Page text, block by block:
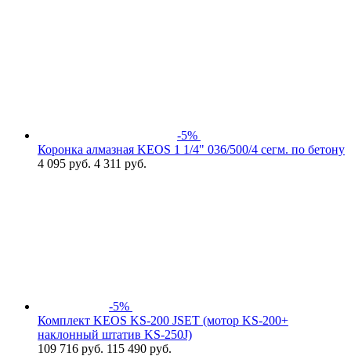
-5%
Коронка алмазная KEOS 1 1/4" 036/500/4 сегм. по бетону
4 095 руб. 4 311 руб.
-5%
Комплект KEOS KS-200 JSET (мотор KS-200+
наклонный штатив KS-250J)
109 716 руб. 115 490 руб.